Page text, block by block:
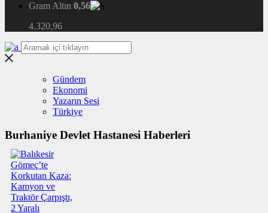
Gram Altın 0,56
4.320,96
Gündem
Ekonomi
Yazarın Sesi
Türkiye
Burhaniye Devlet Hastanesi Haberleri